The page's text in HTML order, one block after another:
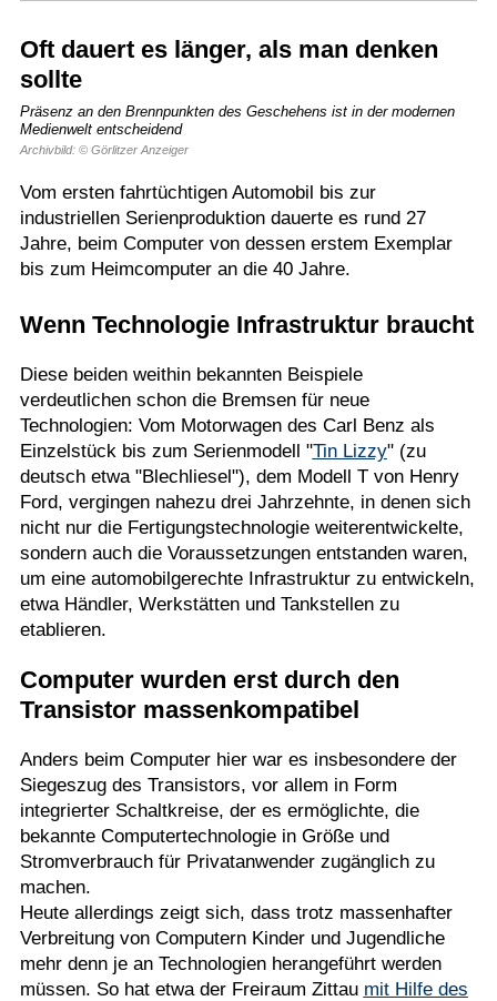
Oft dauert es länger, als man denken
sollte
Präsenz an den Brennpunkten des Geschehens ist in der modernen
Medienwelt entscheidend
Archivbild: © Görlitzer Anzeiger
Vom ersten fahrtüchtigen Automobil bis zur
industriellen Serienproduktion dauerte es rund 27
Jahre, beim Computer von dessen erstem Exemplar
bis zum Heimcomputer an die 40 Jahre.
Wenn Technologie Infrastruktur braucht
Diese beiden weithin bekannten Beispiele
verdeutlichen schon die Bremsen für neue
Technologien: Vom Motorwagen des Carl Benz als
Einzelstück bis zum Serienmodell "Tin Lizzy" (zu
deutsch etwa "Blechliesel"), dem Modell T von Henry
Ford, vergingen nahezu drei Jahrzehnte, in denen sich
nicht nur die Fertigungstechnologie weiterentwickelte,
sondern auch die Voraussetzungen entstanden waren,
um eine automobilgerechte Infrastruktur zu entwickeln,
etwa Händler, Werkstätten und Tankstellen zu
etablieren.
Computer wurden erst durch den
Transistor massenkompatibel
Anders beim Computer hier war es insbesondere der
Siegeszug des Transistors, vor allem in Form
integrierter Schaltkreise, der es ermöglichte, die
bekannte Computertechnologie in Größe und
Stromverbrauch für Privatanwender zugänglich zu
machen.
Heute allerdings zeigt sich, dass trotz massenhafter
Verbreitung von Computern Kinder und Jugendliche
mehr denn je an Technologien herangeführt werden
müssen. So hat etwa der Freiraum Zittau mit Hilfe des